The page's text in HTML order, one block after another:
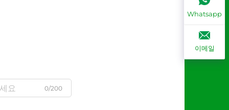
0/200
Whatsapp
이메일